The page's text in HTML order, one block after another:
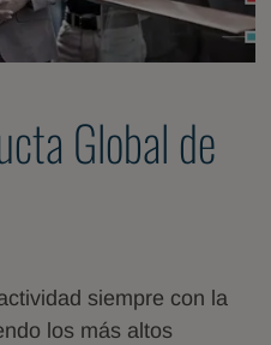
Global de
siempre con la
los más altos